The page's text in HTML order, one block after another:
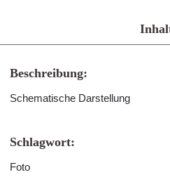
Beschreibung:
Schematische Darstellung
Schlagwort:
Foto